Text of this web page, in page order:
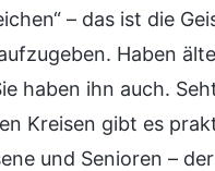
– das ist die
Haben
haben ihn auch.
Kreisen gibt es
und Senioren – der